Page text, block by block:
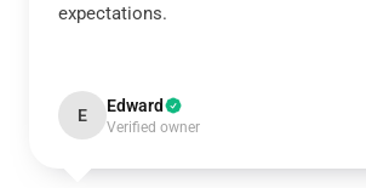
expectations.
E Edward
Verified owner